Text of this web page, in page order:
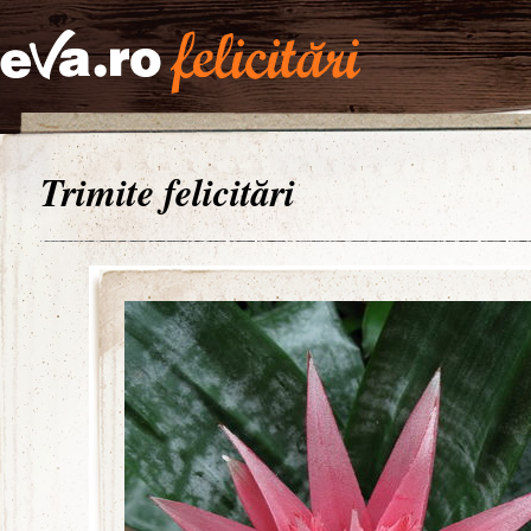
Trimite felicitări